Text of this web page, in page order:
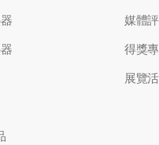
媒體
得獎
展覽